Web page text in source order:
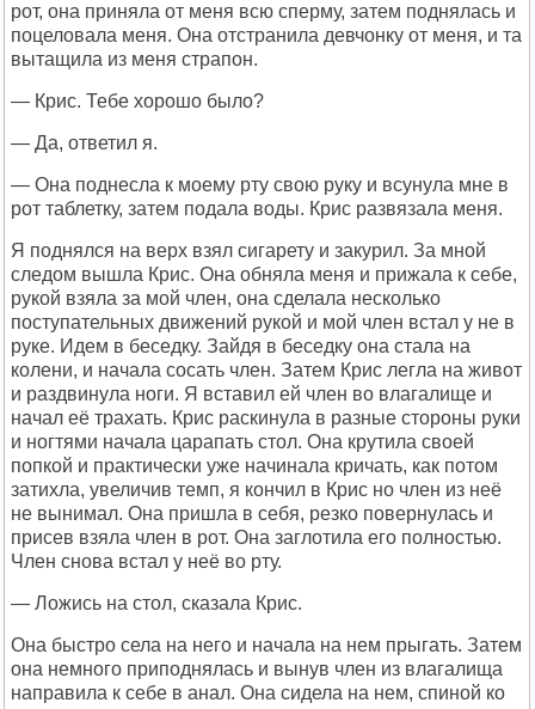
рот, она приняла от меня всю сперму, затем поднялась и
поцеловала меня. Она отстранила девчонку от меня, и та
вытащила из меня страпон.
— Крис. Тебе хорошо было?
— Да, ответил я.
— Она поднесла к моему рту свою руку и всунула мне в
рот таблетку, затем подала воды. Крис развязала меня.
Я поднялся на верх взял сигарету и закурил. За мной
следом вышла Крис. Она обняла меня и прижала к себе,
рукой взяла за мой член, она сделала несколько
поступательных движений рукой и мой член встал у не в
руке. Идем в беседку. Зайдя в беседку она стала на
колени, и начала сосать член. Затем Крис легла на живот
и раздвинула ноги. Я вставил ей член во влагалище и
начал её трахать. Крис раскинула в разные стороны руки
и ногтями начала царапать стол. Она крутила своей
попкой и практически уже начинала кричать, как потом
затихла, увеличив темп, я кончил в Крис но член из неё
не вынимал. Она пришла в себя, резко повернулась и
присев взяла член в рот. Она заглотила его полностью.
Член снова встал у неё во рту.
— Ложись на стол, сказала Крис.
Она быстро села на него и начала на нем прыгать. Затем
она немного приподнялась и вынув член из влагалища
направила к себе в анал. Она сидела на нем, спиной ко